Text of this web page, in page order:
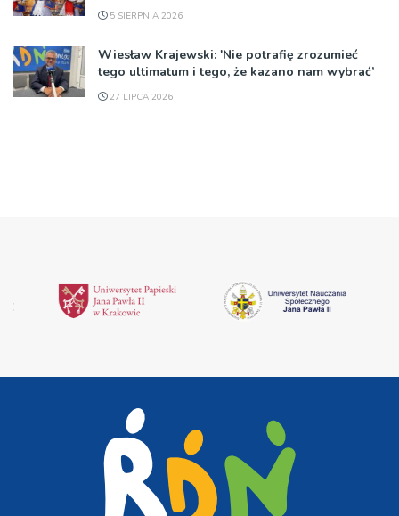
5 SIERPNIA 2026
Wiesław Krajewski: 'Nie potrafię zrozumieć
tego ultimatum i tego, że kazano nam wybrać’
27 LIPCA 2026